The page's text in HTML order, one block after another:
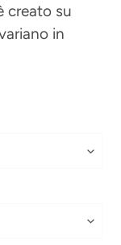
creato su
in